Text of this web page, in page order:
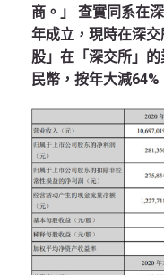
商。」 查實同系在
年成立，現時在深
股」在「深交所」
民幣，按年大減64%